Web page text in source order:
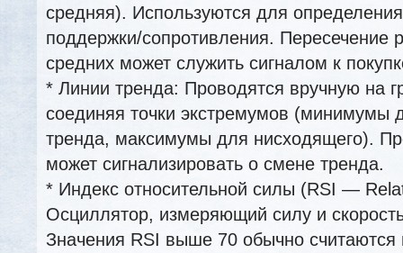
средняя). Используются для
поддержки/сопротивления. Пересечение
средних может служить сигналом к
* Линии тренда: Проводятся вручную на
соединяя точки экстремумов (минимумы
тренда, максимумы для нисходящего).
может сигнализировать о смене тренда.
* Индекс относительной силы (RSI —
Осциллятор, измеряющий силу и
Значения RSI выше 70 обычно считаются